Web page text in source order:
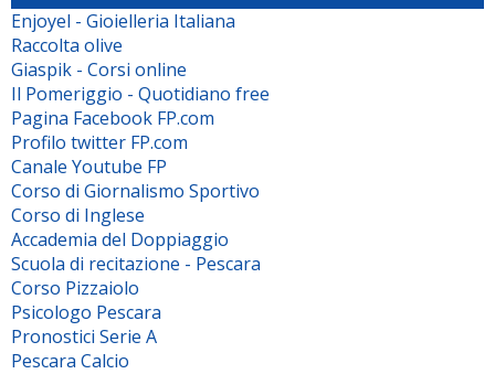
Enjoyel - Gioielleria Italiana
Raccolta olive
Giaspik - Corsi online
Il Pomeriggio - Quotidiano free
Pagina Facebook FP.com
Profilo twitter FP.com
Canale Youtube FP
Corso di Giornalismo Sportivo
Corso di Inglese
Accademia del Doppiaggio
Scuola di recitazione - Pescara
Corso Pizzaiolo
Psicologo Pescara
Pronostici Serie A
Pescara Calcio